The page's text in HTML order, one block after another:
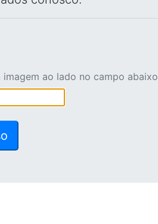
imagem ao lado no campo abaixo